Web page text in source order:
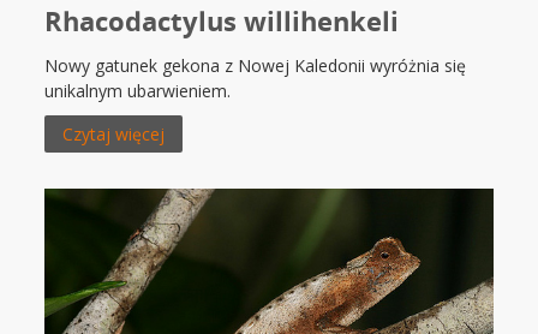
Rhacodactylus willihenkeli
Nowy gatunek gekona z Nowej Kaledonii wyróżnia się
unikalnym ubarwieniem.
Czytaj więcej